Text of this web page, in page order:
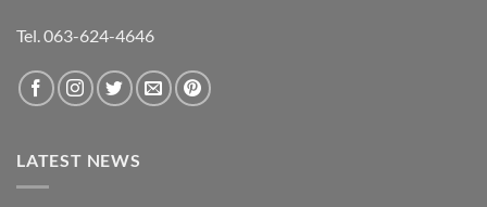
Tel. 063-624-4646
LATEST NEWS